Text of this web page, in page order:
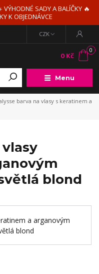
VÝHODNÉ SADY A BALÍČKY 🔥
K OBJEDNÁVCE
Menu
CZK
0
0 Kč
barva na vlasy s keratinem a
vlasy
blond